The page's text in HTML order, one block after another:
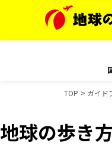
TOP ガイド
地球の歩き